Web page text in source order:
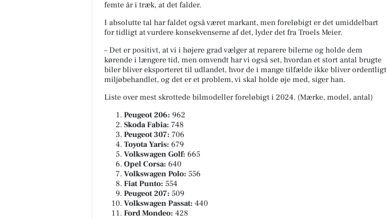
femte år i træk, at det falder.
I absolutte tal har faldet også været markant, men foreløbigt er det umiddelbart
for tidligt at vurdere konsekvenserne af det, lyder det fra Troels Meier.
– Det er positivt, at vi i højere grad vælger at reparere bilerne og holde dem
kørende i længere tid, men omvendt har vi også set, hvordan et stort antal brugte
biler bliver eksporteret til udlandet, hvor de i mange tilfælde ikke bliver ordentligt
miljøbehandlet, og det er et problem, vi skal holde øje med, siger han.
Liste over mest skrottede bilmodeller foreløbigt i 2024. (Mærke, model, antal)
Peugeot 206: 962
Skoda Fabia: 748
Peugeot 307: 706
Toyota Yaris: 679
Volkswagen Golf: 665
Opel Corsa: 640
Volkswagen Polo: 556
Fiat Punto: 554
Peugeot 207: 509
Volkswagen Passat: 440
Ford Mondeo: 428